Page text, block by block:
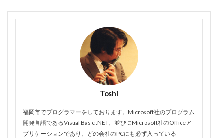
Toshi
福岡市でプログラマーをしております。Microsoft社のプログラム
開発言語であるVisual Basic .NET、並びにMicrosoft社のOfficeア
プリケーションであり、どの会社のPCにも必ず入っている